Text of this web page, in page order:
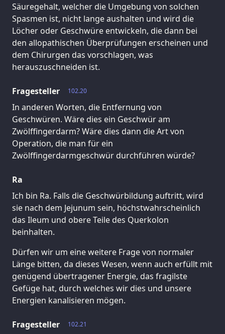
Säuregehalt, welcher die Umgebung von solchen
Spasmen ist, nicht lange aushalten und wird die
Löcher oder Geschwüre entwickeln, die dann bei
den allopathischen Überprüfungen erscheinen und
dem Chirurgen das vorschlagen, was
herauszuschneiden ist.
102.20
Fragesteller
In anderen Worten, die Entfernung von
Geschwüren. Wäre dies ein Geschwür am
Zwölffingerdarm? Wäre dies dann die Art von
Operation, die man für ein
Zwölffingerdarmgeschwür durchführen würde?
Ra
Ich bin Ra. Falls die Geschwürbildung auftritt, wird
sie nach dem Jejunum sein, höchstwahrscheinlich
das Ileum und obere Teile des Querkolon
beinhalten.
Dürfen wir um eine weitere Frage von normaler
Länge bitten, da dieses Wesen, wenn auch erfüllt mit
genügend übertragener Energie, das fragilste
Gefüge hat, durch welches wir dies und unsere
Energien kanalisieren mögen.
102.21
Fragesteller